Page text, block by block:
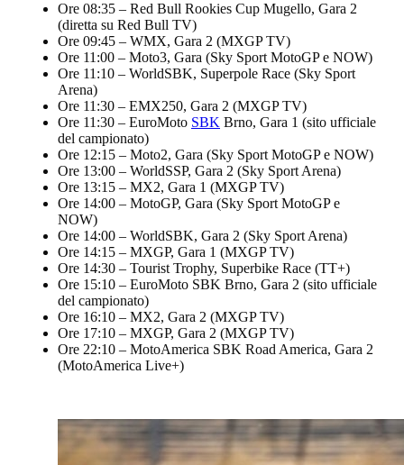
Ore 08:35 – Red Bull Rookies Cup Mugello, Gara 2
(diretta su Red Bull TV)
Ore 09:45 – WMX, Gara 2 (MXGP TV)
Ore 11:00 – Moto3, Gara (Sky Sport MotoGP e NOW)
Ore 11:10 – WorldSBK, Superpole Race (Sky Sport
Arena)
Ore 11:30 – EMX250, Gara 2 (MXGP TV)
Ore 11:30 – EuroMoto SBK Brno, Gara 1 (sito ufficiale
del campionato)
Ore 12:15 – Moto2, Gara (Sky Sport MotoGP e NOW)
Ore 13:00 – WorldSSP, Gara 2 (Sky Sport Arena)
Ore 13:15 – MX2, Gara 1 (MXGP TV)
Ore 14:00 – MotoGP, Gara (Sky Sport MotoGP e
NOW)
Ore 14:00 – WorldSBK, Gara 2 (Sky Sport Arena)
Ore 14:15 – MXGP, Gara 1 (MXGP TV)
Ore 14:30 – Tourist Trophy, Superbike Race (TT+)
Ore 15:10 – EuroMoto SBK Brno, Gara 2 (sito ufficiale
del campionato)
Ore 16:10 – MX2, Gara 2 (MXGP TV)
Ore 17:10 – MXGP, Gara 2 (MXGP TV)
Ore 22:10 – MotoAmerica SBK Road America, Gara 2
(MotoAmerica Live+)